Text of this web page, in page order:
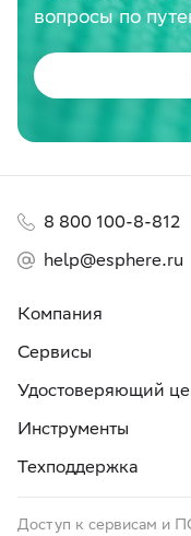
вопросы по
Компания
Сервисы
Удостоверяющий
Инструменты
Техподдержка
8 800 100-8-812
help@esphere.ru
Доступ к сервисам и